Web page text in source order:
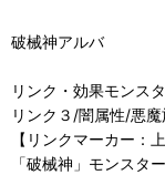
破械神アルバ
リンク・効果モンス
リンク３/闇属性/悪
【リンクマーカー：
「破械神」モンスタ